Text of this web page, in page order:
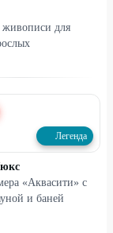
живописи для
Легенда
«Аквасити» с
и баней